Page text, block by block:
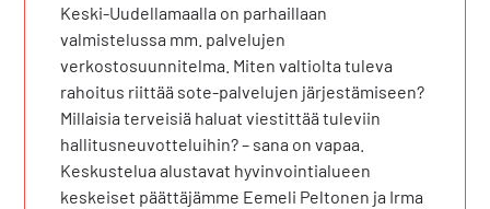
Keski-Uudellamaalla on parhaillaan
valmistelussa mm. palvelujen
verkostosuunnitelma. Miten valtiolta tuleva
rahoitus riittää sote-palvelujen järjestämiseen?
Millaisia terveisiä haluat viestittää tuleviin
hallitusneuvotteluihin? – sana on vapaa.
Keskustelua alustavat hyvinvointialueen
keskeiset päättäjämme Eemeli Peltonen ja Irma